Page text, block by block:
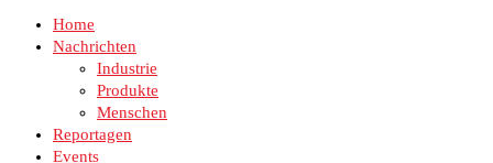
Home
Nachrichten
Industrie
Produkte
Menschen
Reportagen
Events